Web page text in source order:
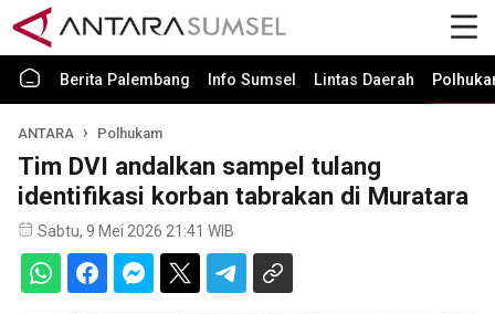
Berita Palembang Info Sumsel Lintas Daerah
ANTARA Polhukam
Tim DVI andalkan sampel tulang
identifikasi korban tabrakan di Muratara
Sabtu, 9 Mei 2026 21:41 WIB